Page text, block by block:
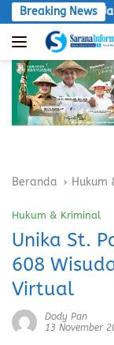
Langsung
ke
konten
Breaking News
Jalan Umum,
Beranda Hukum
Hukum & Kriminal
Unika St.
608
Virtual
Dody Pan
13 November